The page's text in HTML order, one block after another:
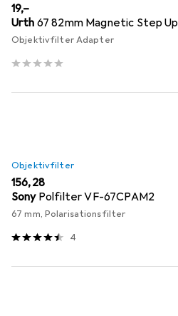
EUR
19,–
Urth 67 82mm Magnetic Step
Objektivfilter Adapter
Objektivfilter
EUR
156,28
Sony Polfilter VF-67CPAM2
67 mm, Polarisationsfilter
4